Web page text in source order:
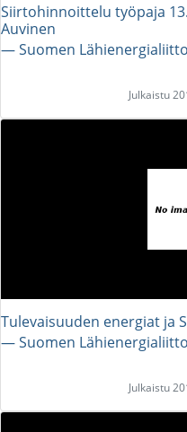
Siirtohinnoittelu työpaja
Auvinen
― Suomen Lähienergialiitto
Julkaistu
Tulevaisuuden energiat ja
― Suomen Lähienergialiitto
Julkaistu